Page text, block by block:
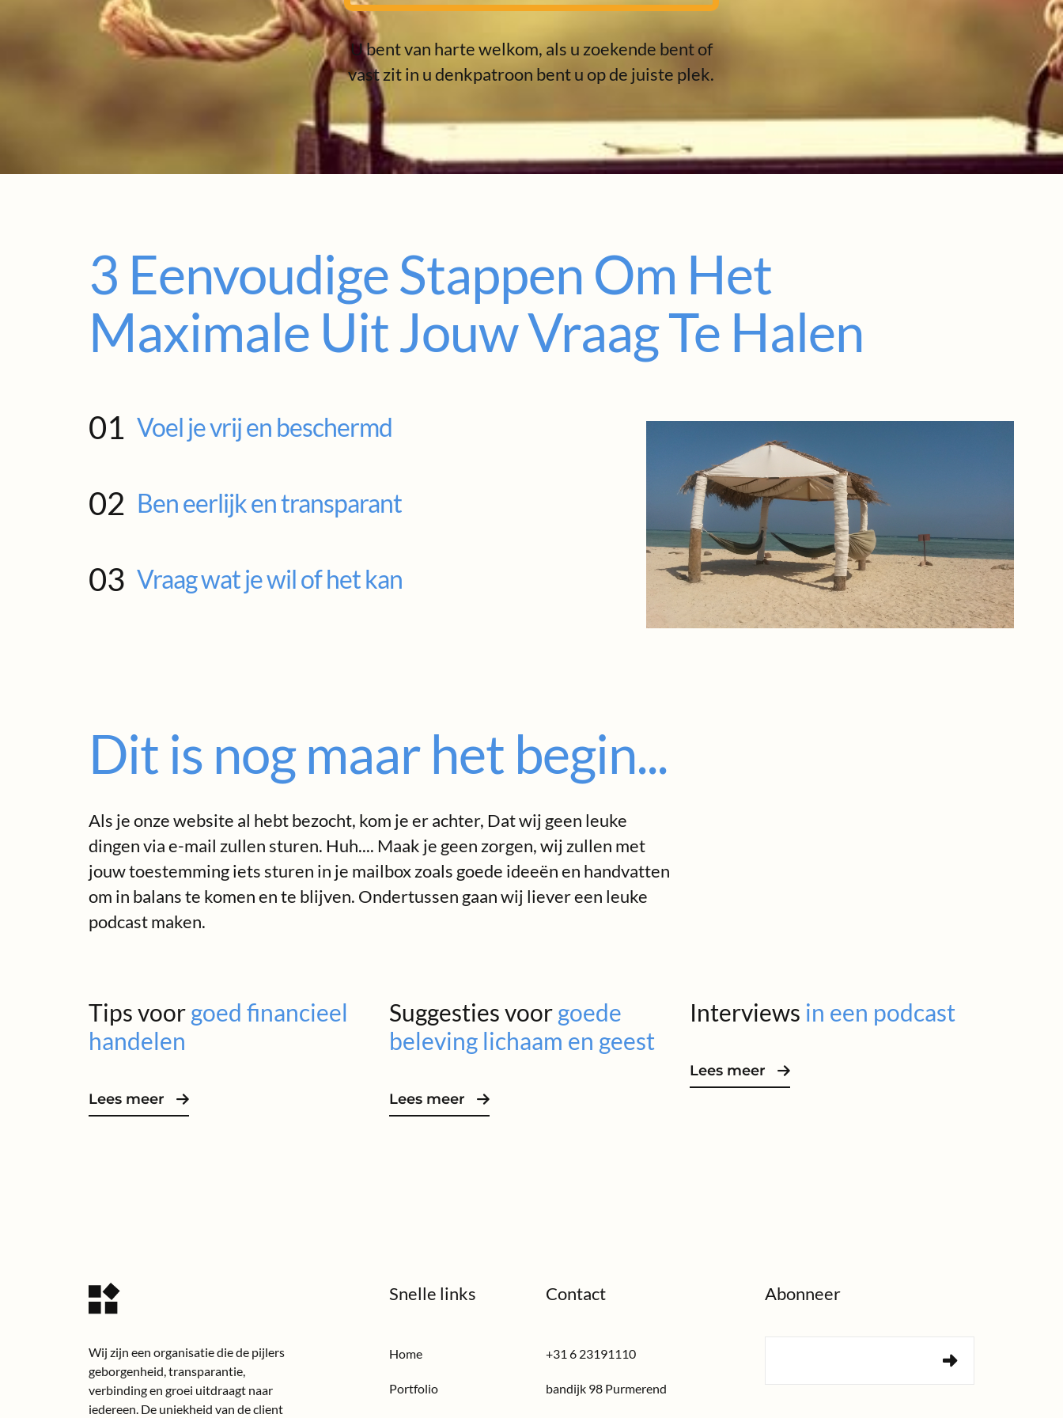
U bent van harte welkom, als u zoekende bent of
vast zit in u denkpatroon bent u op de juiste plek.
3 Eenvoudige Stappen Om Het
Maximale Uit Jouw Vraag Te Halen
01 Voel je vrij en beschermd
02 Ben eerlijk en transparant
03 Vraag wat je wil of het kan
Dit is nog maar het begin...
Als je onze website al hebt bezocht, kom je er achter, Dat wij geen leuke
dingen via e-mail zullen sturen. Huh.... Maak je geen zorgen, wij zullen met
jouw toestemming iets sturen in je mailbox zoals goede ideeën en handvatten
om in balans te komen en te blijven. Ondertussen gaan wij liever een leuke
podcast maken.
Tips voorgoed financieel
handelen
Lees meer
Suggesties voorgoede
beleving lichaam en geest
Lees meer
Interviews in een podcast
Lees meer
Wij zijn een organisatie die de pijlers
geborgenheid, transparantie,
verbinding en groei uitdraagt naar
iedereen. De uniekheid van de client
Snelle links
Home
Portfolio
Contact
+31 6 23191110
bandijk 98 Purmerend
Abonneer